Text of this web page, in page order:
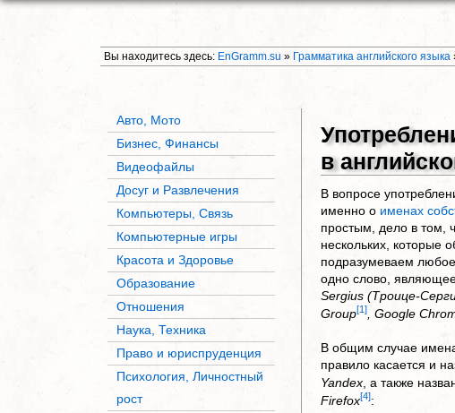
Вы находитесь здесь: EnGramm.su » Грамматика английского языка
Авто, Мото
Бизнес, Финансы
Видеофайлы
Досуг и Развлечения
Компьютеры, Связь
Компьютерные игры
Красота и Здоровье
Образование
Отношения
Наука, Техника
Право и юриспруденция
Психология, Личностный
рост
в
В вопросе
именно о именах
простым, дело в том,
нескольких, которые
подразумеваем
одно слово,
Sergius (Троице-
Group[1] , Google
В общим случае
правило касается и
Yandex , а также
Firefox[4]: